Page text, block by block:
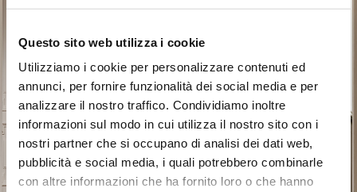
Questo sito web utilizza i cookie
Utilizziamo i cookie per personalizzare contenuti ed
annunci, per fornire funzionalità dei social media e per
analizzare il nostro traffico. Condividiamo inoltre
informazioni sul modo in cui utilizza il nostro sito con i
nostri partner che si occupano di analisi dei dati web,
pubblicità e social media, i quali potrebbero combinarle
con altre informazioni che ha fornito loro o che hanno